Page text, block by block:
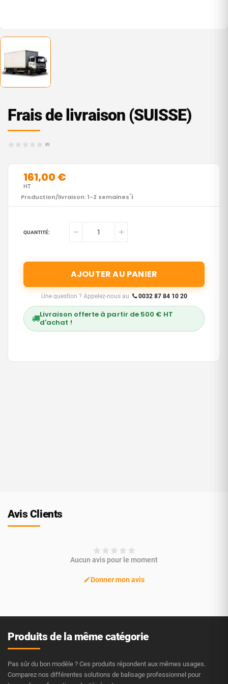
Frais de livraison (SUISSE)
(0)
161,00 €
Production/livraison: 1-2 semaines*i
HT
QUANTITÉ:
AJOUTER AU PANIER
Une question ? Appelez-nous au 0032 87 84 10 20
Livraison offerte à partir de 500 € HT
d'achat !
Avis Clients
Aucun avis pour le moment
Donner mon avis
Produits de la même catégorie
Pas sûr du bon modèle ? Ces produits répondent aux mêmes usages.
Comparez nos différentes solutions de balisage professionnel pour